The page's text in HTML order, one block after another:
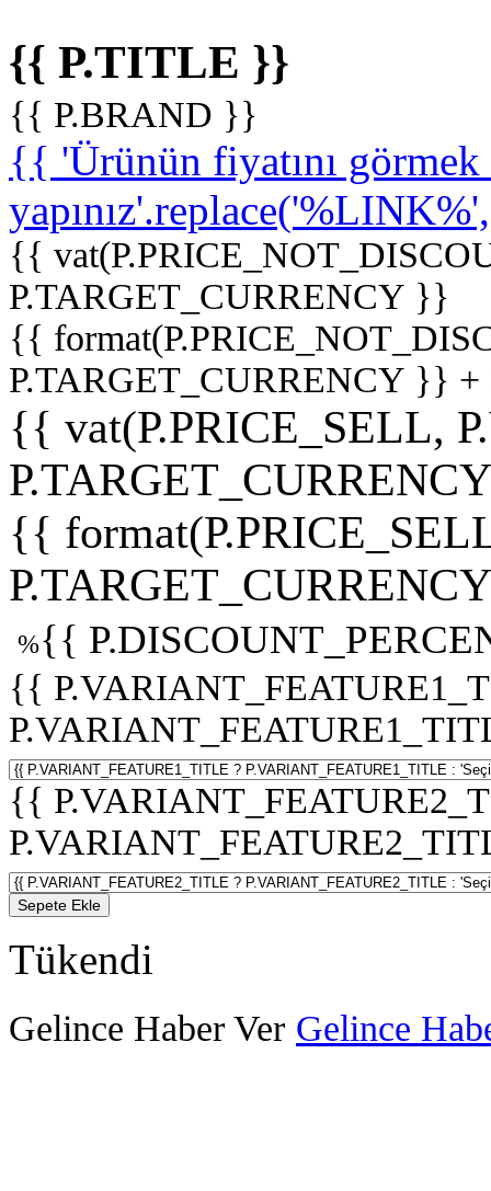
{{ P.TITLE }}
{{ P.BRAND }}
{{ 'Ürünün fiyatını
{{
P.TARGET_CURRENCY }}
{{
P.TARGET_CURRENCY }}
{{ vat(P.PRICE_SELL,
{{
%{{
{{
{{
Sepete Ekle
Tükendi
Gelince Haber Ver Gelince